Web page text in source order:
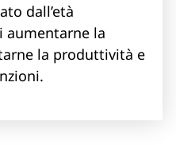
dall’età
aumentarne la
la produttività e